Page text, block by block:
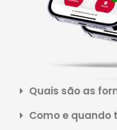
Quais são as
Como e quando